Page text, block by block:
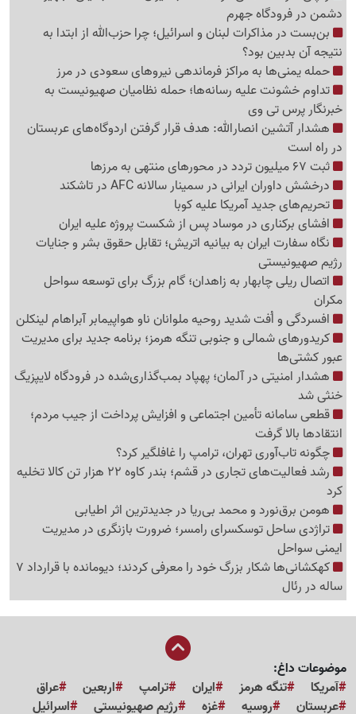
دشمن در فرودگاه جهرم
بن‌بست در مذاکرات لبنان و اسرائیل؛ چرا حزب‌الله از ابتدا به
نتیجه آن بدبین بود؟
حمله یمنی‌ها به مراکز فرماندهی نیروهای سعودی در مرز
تداوم خشونت علیه رسانه‌ها؛ حمله نظامیان صهیونیست به
خبرنگار پرس تی وی
هشدار آتشین انصارالله: هدف قرار گرفتن اردوگاه‌های عربستان
در راه است
ثبت 67 میلیون تردد در محورهای منتهی به مرزها
درخشش داوران ایرانی در سمینار سالانه AFC در تاشکند
تحریم‌های جدید آمریکا علیه کوبا
افشای برکناری در موساد پس از شکست پروژه علیه ایران
نگاه سفارت ایران به بیانیه اتریش؛ تقابل حقوق بشر و جنایات
رژیم صهیونیستی
اتصال ریلی چابهار به زاهدان؛ گام بزرگ برای توسعه سواحل
مکران
افسردگی و اُفت شدید روحیه ملوانان ناو هواپیمابر آبراهام لینکلن
کریدورهای شمالی و جنوبی تنگه هرمز؛ برنامه جدید برای مدیریت
عبور کشتی‌ها
هشدار امنیتی در آلمان؛ پهپاد بمب‌گذاری‌شده در فرودگاه لایپزیگ
خنثی شد
قطعی سامانه تأمین اجتماعی و افزایش پرداخت از جیب مردم؛
انتقادها بالا گرفت
چگونه تاب‌آوری تهران، ترامپ را غافلگیر کرد؟
رشد فعالیت‌های تجاری در قشم؛ بندر کاوه 22 هزار تن کالا تخلیه
کرد
هومن برق‌نورد و محمد بی‌ریا در جدیدترین اثر اطیابی
تراژدی ساحل توسکسرای رامسر؛ ضرورت بازنگری در مدیریت
ایمنی سواحل
کهکشانی‌ها شکار بزرگ خود را معرفی کردند؛ دیومانده با قرارداد 7
ساله در رئال
موضوعات داغ:
آمریکا
تنگه هرمز ایران ترامپ اربعین
عراق
عربستان
روسیه غزه رژیم صهیونیستی اسرائیل